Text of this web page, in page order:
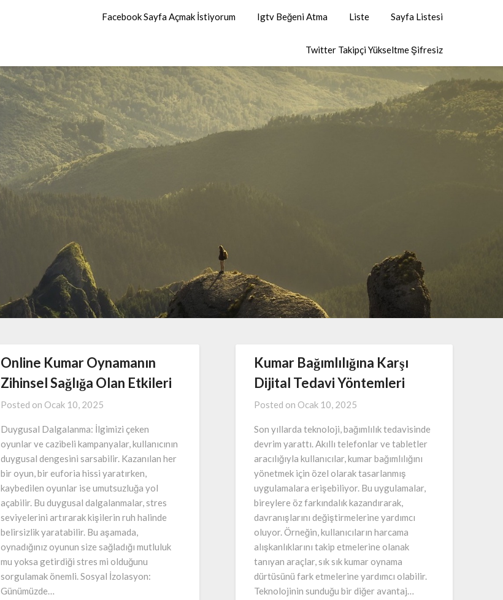
Facebook Sayfa Açmak İstiyorum Igtv Beğeni Atma Liste Sayfa Listesi
Twitter Takipçi Yükseltme Şifresiz
Online Kumar Oynamanın
Zihinsel Sağlığa Olan Etkileri
Posted on Ocak 10, 2025
Duygusal Dalgalanma: İlgimizi çeken
oyunlar ve cazibeli kampanyalar, kullanıcının
duygusal dengesini sarsabilir. Kazanılan her
bir oyun, bir euforia hissi yaratırken,
kaybedilen oyunlar ise umutsuzluğa yol
açabilir. Bu duygusal dalgalanmalar, stres
seviyelerini artırarak kişilerin ruh halinde
belirsizlik yaratabilir. Bu aşamada,
oynadığınız oyunun size sağladığı mutluluk
mu yoksa getirdiği stres mi olduğunu
sorgulamak önemli. Sosyal İzolasyon:
Günümüzde…
Kumar Bağımlılığına Karşı
Dijital Tedavi Yöntemleri
Posted on Ocak 10, 2025
Son yıllarda teknoloji, bağımlılık tedavisinde
devrim yarattı. Akıllı telefonlar ve tabletler
aracılığıyla kullanıcılar, kumar bağımlılığını
yönetmek için özel olarak tasarlanmış
uygulamalara erişebiliyor. Bu uygulamalar,
bireylere öz farkındalık kazandırarak,
davranışlarını değiştirmelerine yardımcı
oluyor. Örneğin, kullanıcıların harcama
alışkanlıklarını takip etmelerine olanak
tanıyan araçlar, sık sık kumar oynama
dürtüsünü fark etmelerine yardımcı olabilir.
Teknolojinin sunduğu bir diğer avantaj…